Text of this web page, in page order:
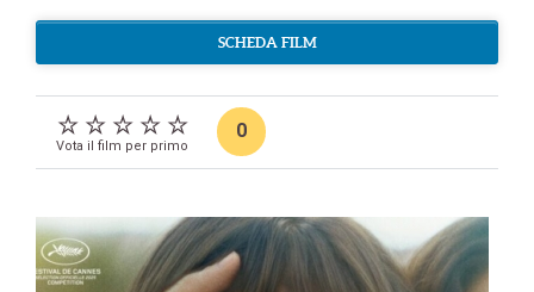
SCHEDA FILM
Vota il film per primo
0